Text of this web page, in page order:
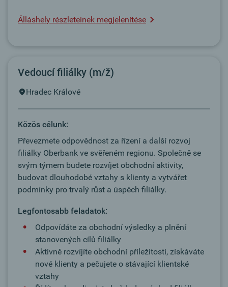
Álláshely részleteinek megjelenítése
Vedoucí filiálky (m/ž)
Hradec Králové
Közös célunk:
Převezmete odpovědnost za řízení a další rozvoj
filiálky Oberbank ve svěřeném regionu. Společně se
svým týmem budete rozvíjet obchodní aktivity,
budovat dlouhodobé vztahy s klienty a vytvářet
podmínky pro trvalý růst a úspěch filiálky.
Legfontosabb feladatok:
Odpovídáte za obchodní výsledky a plnění
stanovených cílů filiálky
Aktivně rozvíjíte obchodní příležitosti, získáváte
nové klienty a pečujete o stávající klientské
vztahy